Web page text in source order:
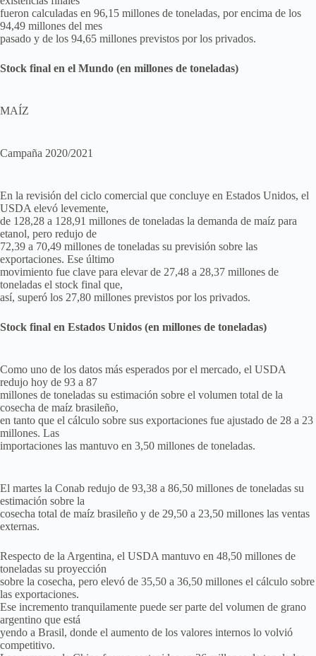
fueron calculadas en 96,15 millones de toneladas, por encima de los
94,49 millones del mes
pasado y de los 94,65 millones previstos por los privados.
Stock final en el Mundo (en millones de toneladas)
MAÍZ
Campaña 2020/2021
En la revisión del ciclo comercial que concluye en Estados Unidos, el
USDA elevó levemente,
de 128,28 a 128,91 millones de toneladas la demanda de maíz para
etanol, pero redujo de
72,39 a 70,49 millones de toneladas su previsión sobre las
exportaciones. Ese último
movimiento fue clave para elevar de 27,48 a 28,37 millones de
toneladas el stock final que,
así, superó los 27,80 millones previstos por los privados.
Stock final en Estados Unidos (en millones de toneladas)
Como uno de los datos más esperados por el mercado, el USDA
redujo hoy de 93 a 87
millones de toneladas su estimación sobre el volumen total de la
cosecha de maíz brasileño,
en tanto que el cálculo sobre sus exportaciones fue ajustado de 28 a 23
millones. Las
importaciones las mantuvo en 3,50 millones de toneladas.
El martes la Conab redujo de 93,38 a 86,50 millones de toneladas su
estimación sobre la
cosecha total de maíz brasileño y de 29,50 a 23,50 millones las ventas
externas.
Respecto de la Argentina, el USDA mantuvo en 48,50 millones de
toneladas su proyección
sobre la cosecha, pero elevó de 35,50 a 36,50 millones el cálculo sobre
las exportaciones.
Ese incremento tranquilamente puede ser parte del volumen de grano
argentino que está
yendo a Brasil, donde el aumento de los valores internos lo volvió
competitivo.